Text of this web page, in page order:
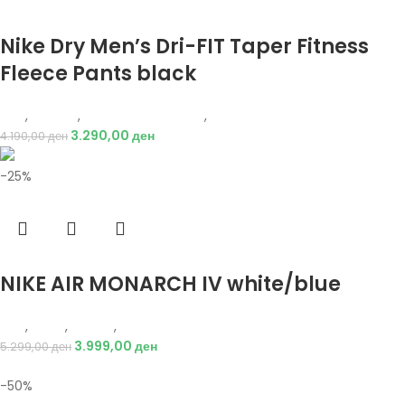
Nike Dry Men’s Dri-FIT Taper Fitness
Fleece Pants black
, , ,
4.190,00ден 3.290,00 ден
-25%
NIKE AIR MONARCH IV white/blue
, , ,
5.299,00ден 3.999,00 ден
-50%